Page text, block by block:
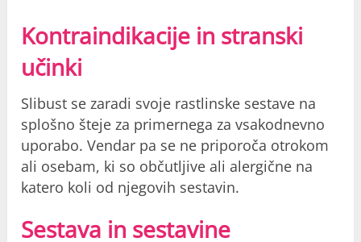
Kontraindikacije in stranski
učinki
Slibust se zaradi svoje rastlinske sestave na
splošno šteje za primernega za vsakodnevno
uporabo. Vendar pa se ne priporoča otrokom
ali osebam, ki so občutljive ali alergične na
katero koli od njegovih sestavin.
Sestava in sestavine